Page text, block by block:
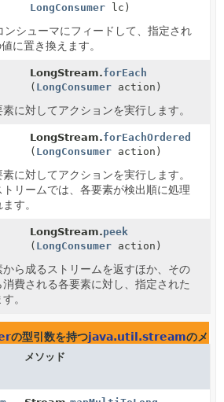
LongConsumer lc)
ンシューマにフィードして、指定され
に置き換えます。
LongStream.forEach
( LongConsumer action)
に対してアクションを実行します。
LongStream.forEachOrdered
( LongConsumer action)
に対してアクションを実行します。
リームでは、各要素が検出順に処理
す。
LongStream.peek
( LongConsumer action)
ら成るストリームを返すほか、その
費される各要素に対し、指定された
。
の型引数を持つjava.util.streamのメソ
メソッド